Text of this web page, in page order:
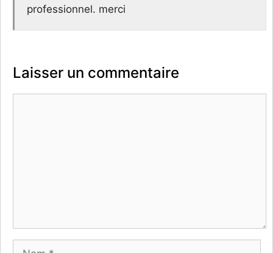
professionnel. merci
Laisser un commentaire
Nom